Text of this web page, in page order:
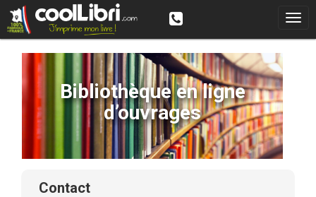
Bibliothèque en ligne
d’ouvrages
contact